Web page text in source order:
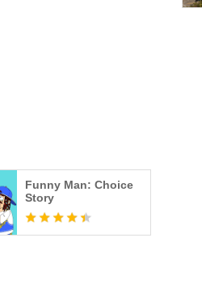
Funny Man: Choice
Story